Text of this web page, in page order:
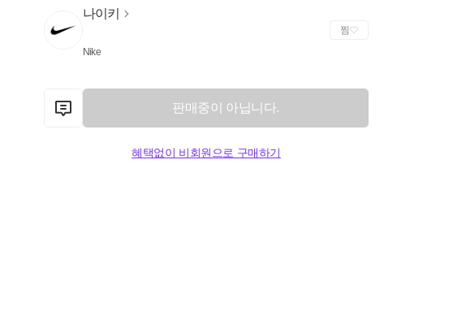
나이키
Nike
찜
판매중이 아닙니다.
혜택없이 비회원으로 구매하기